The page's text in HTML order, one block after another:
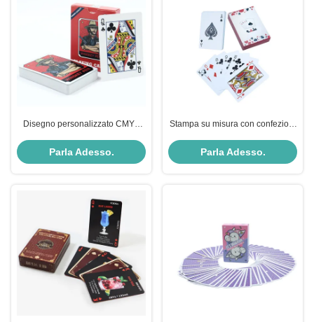
Disegno personalizzato CMYK
con logo personalizzato da
Parla Adesso.
Stampa su misura con confezioni
100% tutto di plastica Carte da
Parla Adesso.